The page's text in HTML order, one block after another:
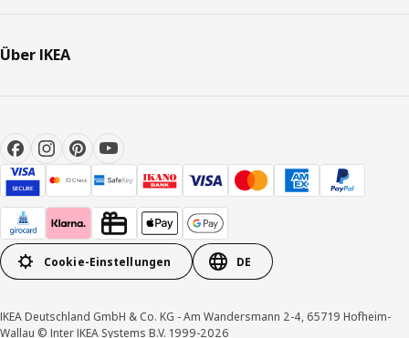
Über IKEA
Cookie-Einstellungen DE
IKEA Deutschland GmbH & Co. KG - Am Wandersmann 2-4, 65719 Hofheim-
Wallau © Inter IKEA Systems B.V. 1999-2026